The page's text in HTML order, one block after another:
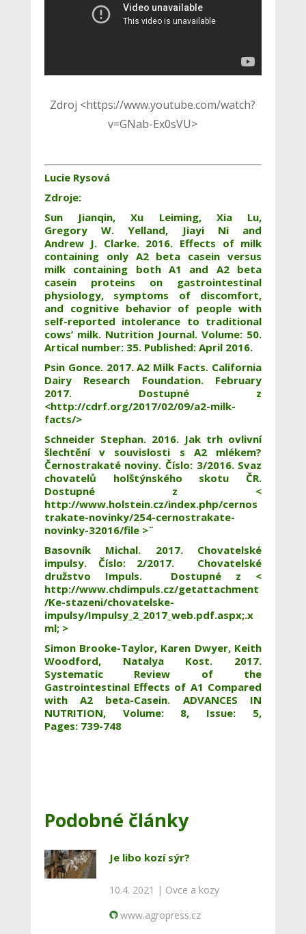
Zdroj <https://www.youtube.com/watch?
v=GNab-Ex0sVU>
Lucie Rysová
Zdroje:
Sun Jianqin, Xu Leiming, Xia Lu,
Gregory W. Yelland, Jiayi Ni and
Andrew J. Clarke. 2016. Effects of milk
containing only A2 beta casein versus
milk containing both A1 and A2 beta
casein proteins on gastrointestinal
physiology, symptoms of discomfort,
and cognitive behavior of people with
self-reported intolerance to traditional
cows’ milk. Nutrition Journal. Volume: 50.
Artical number: 35. Published: April 2016.
Psin Gonce. 2017. A2 Milk Facts. California
Dairy Research Foundation. February
2017. Dostupné z
<http://cdrf.org/2017/02/09/a2-milk-
facts/>
Schneider Stephan. 2016. Jak trh ovlivní
šlechtění v souvislosti s A2 mlékem?
Černostrakaté noviny. Číslo: 3/2016. Svaz
chovatelů holštýnského skotu ČR.
Dostupné z <
http://www.holstein.cz/index.php/cernos
trakate-novinky/254-cernostrakate-
novinky-32016/file >¨
Basovník Michal. 2017. Chovatelské
impulsy. Číslo: 2/2017. Chovatelské
družstvo Impuls. Dostupné z <
http://www.chdimpuls.cz/getattachment
/Ke-stazeni/chovatelske-
impulsy/Impulsy_2_2017_web.pdf.aspx;.x
ml; >
Simon Brooke-Taylor, Karen Dwyer, Keith
Woodford, Natalya Kost. 2017.
Systematic Review of the
Gastrointestinal Effects of A1 Compared
with A2 beta-Casein. ADVANCES IN
NUTRITION, Volume: 8, Issue: 5,
Pages: 739-748
Podobné články
Je libo kozí sýr?
10.4. 2021 | Ovce a kozy
www.agropress.cz